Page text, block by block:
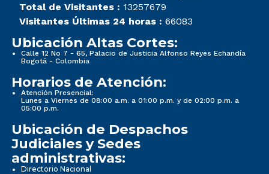
Total de Visitantes : 13257679
Visitantes Últimas 24 horas : 66083
Ubicación Altas Cortes:
Calle 12 No 7 - 65, Palacio de Justicia Alfonso Reyes Echandía
Bogotá - Colombia
Horarios de Atención:
Atención Presencial:
Lunes a Viernes de 08:00 a.m. a 01:00 p.m. y de 02:00 p.m. a
05:00 p.m.
Ubicación de Despachos
Judiciales y Sedes
administrativas:
Directorio Nacional